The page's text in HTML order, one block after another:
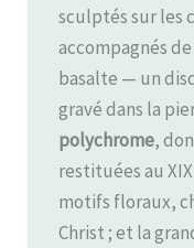
sculptés sur les
accompagnés
basalte — un
gravé dans la
polychrome,
restituées au XIX
motifs floraux,
Christ ; et la